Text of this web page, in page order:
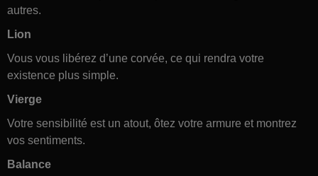
autres.
Lion
Vous vous libérez d’une corvée, ce qui rendra votre
existence plus simple.
Vierge
Votre sensibilité est un atout, ôtez votre armure et montrez
vos sentiments.
Balance